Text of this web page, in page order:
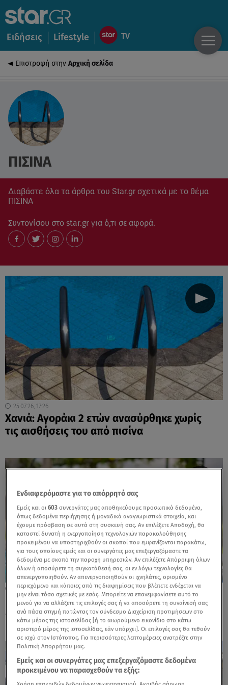
Ειδήσεις Lifestyle
Επιστροφή στην Αρχική σελίδα
ΠΙΣΙΝΑ
Διαβάστε όλα τα άρθρα του Star.gr σχετικά με το θέμα
ΠΙΣΙΝΑ
Συντονίσου στο star.gr για ό,τι σε αφορά.
25.07.26, 17:26
Χανιά: Αγοράκι 2 ετών ανασύρθηκε χωρίς
τις αισθήσεις του από πισίνα
22.07.26, 09:10
Όταν η πισίνα μυρίζει χλώριο - Τι
«μαρτυρά» για τα μικρόβια
Ενδιαφερόμαστε για το απόρρητό σας
Εμείς και οι603 συνεργάτες μας αποθηκεύουμε προσωπικά δεδομένα,
όπως δεδομένα περιήγησης ή μοναδικά αναγνωριστικά στοιχεία, και
έχουμε πρόσβαση σε αυτά στη συσκευή σας. Αν επιλέξετε Αποδοχή, θα
καταστεί δυνατή η ενεργοποίηση τεχνολογιών παρακολούθησης
προκειμένου να υποστηριχθούν οι σκοποί που εμφανίζονται παρακάτω,
για τους οποίους εμείς και οι συνεργάτες μας επεξεργαζόμαστε τα
δεδομένα με σκοπό την παροχή υπηρεσιών. Αν επιλέξετε Απόρριψη όλων
όλων ή αποσύρετε τη συγκατάθεσή σας, οι εν λόγω τεχνολογίες θα
απενεργοποιηθούν. Αν απενεργοποιηθούν οι ιχνηλάτες, ορισμένο
περιεχόμενο και κάποιες από τις διαφημίσεις που βλέπετε ενδέχεται να
μην είναι τόσο σχετικές με εσάς. Μπορείτε να επανεμφανίσετε αυτό το
μενού για να αλλάξετε τις επιλογές σας ή να αποσύρετε τη συναίνεσή σας
ανά πάσα στιγμή πατώντας τον σύνδεσμο Διαχείριση προτιμήσεων στο
κάτω μέρος της ιστοσελίδας [ή το αιωρούμενο εικονίδιο στο κάτω
αριστερό μέρος της ιστοσελίδας, εάν υπάρχει]. Οι επιλογές σας θα τεθούν
σε ισχύ στον Ιστότοπος. Για περισσότερες λεπτομέρειες ανατρέξτε στην
Πολιτική Απορρήτου μας.
Εμείς και οι συνεργάτες μας επεξεργαζόμαστε δεδομένα
προκειμένου να παρασχεθούν τα εξής: